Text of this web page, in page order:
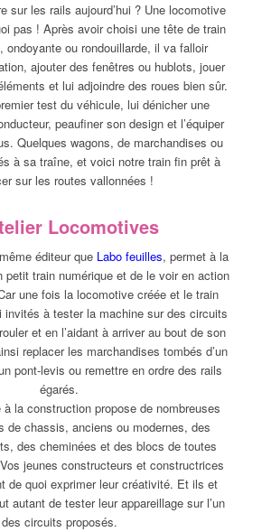
sur les rails aujourd’hui ? Une locomotive
pas ! Après avoir choisi une tête de train
ondoyante ou rondouillarde, il va falloir
ajouter des fenêtres ou hublots, jouer
et lui adjoindre des roues bien sûr.
test du véhicule, lui dénicher une
peaufiner son design et l’équiper
Quelques wagons, de marchandises ou
à sa traîne, et voici notre train fin prêt à
sur les routes vallonnées !
Locomotives
éditeur que Labo feuilles, permet à la
petit train numérique et de le voir en action
une fois la locomotive créée et le train
invités à tester la machine sur des circuits
et en l’aidant à arriver au bout de son
replacer les marchandises tombés d’un
pont-levis ou remettre en ordre des rails
égarés.
la construction propose de nombreuses
de chassis, anciens ou modernes, des
des cheminées et des blocs de toutes
jeunes constructeurs et constructrices
de quoi exprimer leur créativité. Et ils et
autant de tester leur appareillage sur l’un
des circuits proposés.